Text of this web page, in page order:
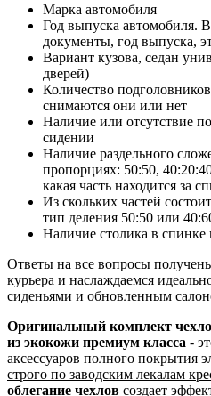
Марка автомобиля
Год выпуска автомобиля.
документы, год выпуска,
Вариант кузова, седан
дверей)
Количество
снимаются они или нет
Наличие или отсутствие
сидении
Наличие раздельного
пропорциях: 50:50,
какая часть находится за
Из скольких частей
тип деления 50:50 или
Наличие столика в спинке
Ответы на все вопросы
курьера и наслаждаемся
сиденьями и обновленным
Оригинальный комплект
из экокожи премиум класса -
аксессуаров полного покрытия
строго по заводским лекалам
облегание чехлов создает